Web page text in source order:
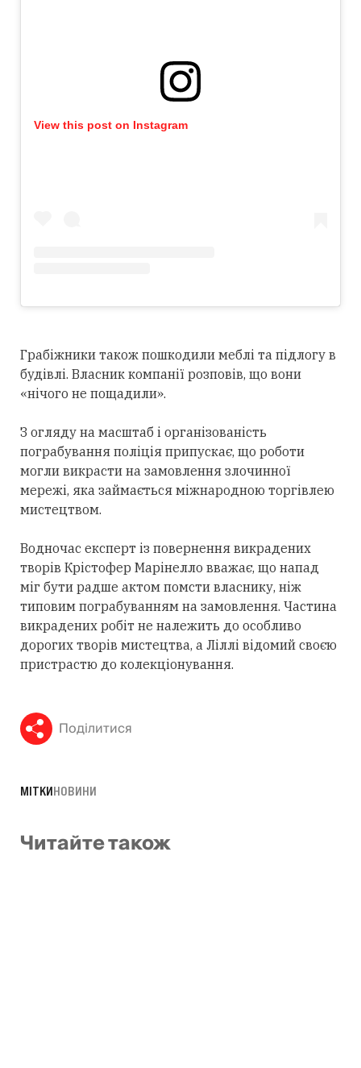
View this post on Instagram
Грабіжники також пошкодили меблі та підлогу в
будівлі. Власник компанії розповів, що вони
«нічого не пощадили».
З огляду на масштаб і організованість
пограбування поліція припускає, що роботи
могли викрасти на замовлення злочинної
мережі, яка займається міжнародною торгівлею
мистецтвом.
Водночас експерт із повернення викрадених
творів Крістофер Марінелло вважає, що напад
міг бути радше актом помсти власнику, ніж
типовим пограбуванням на замовлення. Частина
викрадених робіт не належить до особливо
дорогих творів мистецтва, а Ліллі відомий своєю
пристрастю до колекціонування.
Поділитися
МІТКИНОВИНИ
Читайте також